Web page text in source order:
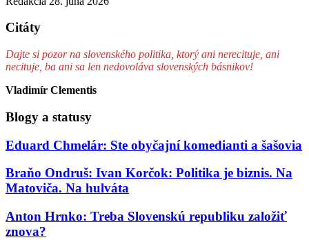
Citáty
Dajte si pozor na slovenského politika, ktorý ani nerecituje, ani
necituje, ba ani sa len nedovoláva slovenských básnikov!
Vladimír Clementis
Blogy a statusy
Eduard Chmelár: Ste obyčajní komedianti a šašovia
Braňo Ondruš: Ivan Korčok: Politika je biznis. Na
Matoviča. Na hulváta
Anton Hrnko: Treba Slovenskú republiku založiť
znova?